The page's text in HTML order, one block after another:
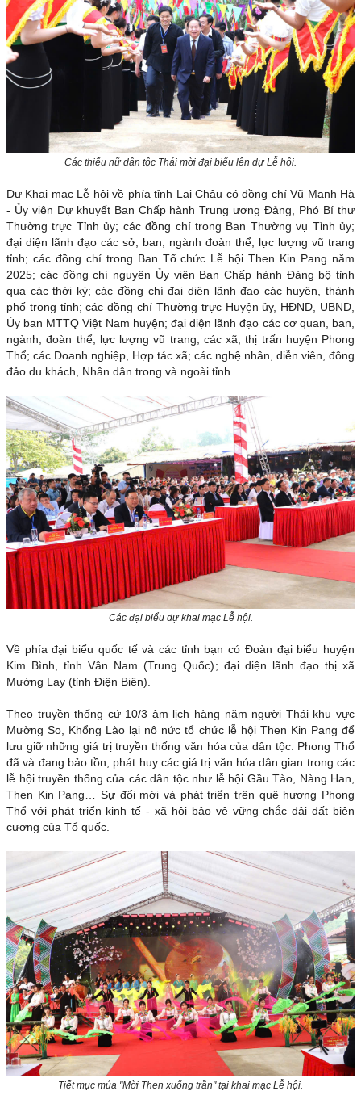
Các thiếu nữ dân tộc Thái mời đại biểu lên dự Lễ hội.
Dự Khai mạc Lễ hội về phía tỉnh Lai Châu có đồng chí Vũ Mạnh Hà
- Ủy viên Dự khuyết Ban Chấp hành Trung ương Đảng, Phó Bí thư
Thường trực Tỉnh ủy; các đồng chí trong Ban Thường vụ Tỉnh ủy;
đại diện lãnh đạo các sở, ban, ngành đoàn thể, lực lượng vũ trang
tỉnh; các đồng chí trong Ban Tổ chức Lễ hội Then Kin Pang năm
2025; các đồng chí nguyên Ủy viên Ban Chấp hành Đảng bộ tỉnh
qua các thời kỳ; các đồng chí đại diện lãnh đạo các huyện, thành
phố trong tỉnh; các đồng chí Thường trực Huyện ủy, HĐND, UBND,
Ủy ban MTTQ Việt Nam huyện; đại diện lãnh đạo các cơ quan, ban,
ngành, đoàn thể, lực lượng vũ trang, các xã, thị trấn huyện Phong
Thổ; các Doanh nghiệp, Hợp tác xã; các nghệ nhân, diễn viên, đông
đảo du khách, Nhân dân trong và ngoài tỉnh…
Các đại biểu dự khai mạc Lễ hội.
Về phía đại biểu quốc tế và các tỉnh bạn có Đoàn đại biểu huyện
Kim Bình, tỉnh Vân Nam (Trung Quốc); đại diện lãnh đạo thị xã
Mường Lay (tỉnh Điện Biên).
Theo truyền thống cứ 10/3 âm lịch hàng năm người Thái khu vực
Mường So, Khổng Lào lại nô nức tổ chức lễ hội Then Kin Pang để
lưu giữ những giá trị truyền thống văn hóa của dân tộc. Phong Thổ
đã và đang bảo tồn, phát huy các giá trị văn hóa dân gian trong các
lễ hội truyền thống của các dân tộc như lễ hội Gầu Tào, Nàng Han,
Then Kin Pang… Sự đổi mới và phát triển trên quê hương Phong
Thổ với phát triển kinh tế - xã hội bảo vệ vững chắc dải đất biên
cương của Tổ quốc.
Tiết mục múa "Mời Then xuống trần" tại khai mạc Lễ hội.